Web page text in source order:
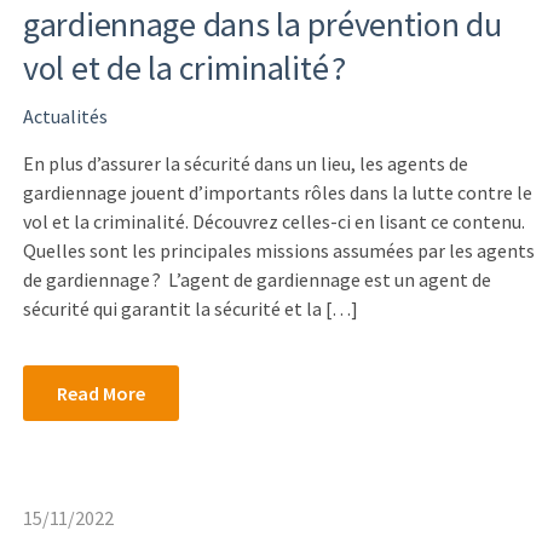
gardiennage dans la prévention du
vol et de la criminalité ?
Actualités
En plus d’assurer la sécurité dans un lieu, les agents de
gardiennage jouent d’importants rôles dans la lutte contre le
vol et la criminalité. Découvrez celles-ci en lisant ce contenu.
Quelles sont les principales missions assumées par les agents
de gardiennage ? L’agent de gardiennage est un agent de
sécurité qui garantit la sécurité et la […]
Read More
15/11/2022